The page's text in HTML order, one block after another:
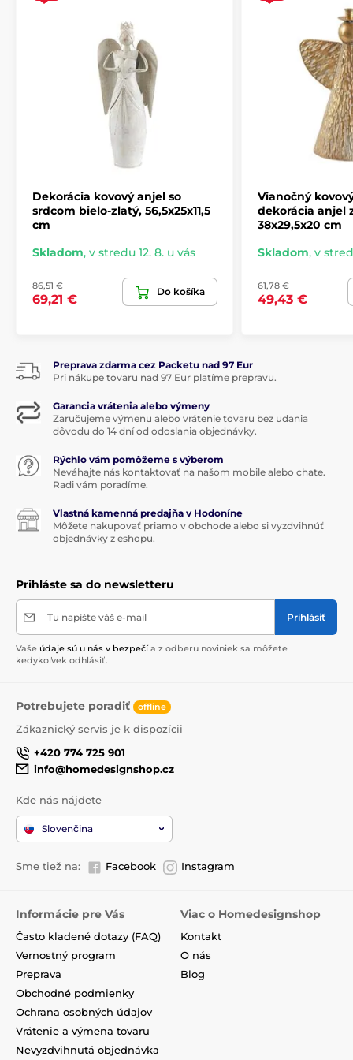
Dekorácie Vianočné dekorácie
Vánoční Cosy Time kolekce
Vianočná Luxury kolekcia
Vianočná ľadová kolekcia
Dekorácia kovový anjel so
srdcom bielo-zlatý, 56,5x25x11,5
cm
Skladom, v stredu 12. 8. u vás
86,51 €
69,21 €
Do košíka
Vianočný
dekorácia anjel
38x29,5x20 cm
Skladom, v
61,78 €
49,43 €
Preprava zdarma cez Packetu nad 97 Eur
Pri nákupe tovaru nad 97 Eur platíme prepravu.
Garancia vrátenia alebo výmeny
Zaručujeme výmenu alebo vrátenie tovaru bez udania
dôvodu do 14 dní od odoslania objednávky.
Rýchlo vám pomôžeme s výberom
Neváhajte nás kontaktovať na našom mobile alebo chate.
Radi vám poradíme.
Vlastná kamenná predajňa v Hodoníne
Môžete nakupovať priamo v obchode alebo si vyzdvihnúť
objednávky z eshopu.
Prihláste sa do newsletteru
Tu napíšte váš e-mail Prihlásiť
Vaše údaje sú u nás v bezpečí a z odberu noviniek sa môžete
kedykoľvek odhlásiť.
Potrebujete poradiť offline
Zákaznický servis je k dispozícii
+420 774 725 901
info@homedesignshop.cz
Kde nás nájdete
Slovenčina
Sme tiež na: Facebook Instagram
Informácie pre Vás
Často kladené dotazy (FAQ)
Vernostný program
Preprava
Obchodné podmienky
Ochrana osobných údajov
Vrátenie a výmena tovaru
Nevyzdvihnutá objednávka
Viac o Homedesignshop
Kontakt
O nás
Blog